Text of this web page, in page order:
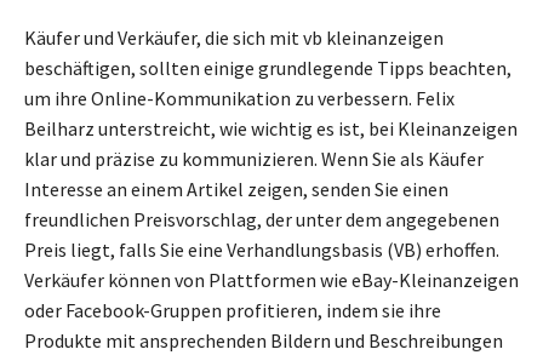
Käufer und Verkäufer, die sich mit vb kleinanzeigen
beschäftigen, sollten einige grundlegende Tipps beachten,
um ihre Online-Kommunikation zu verbessern. Felix
Beilharz unterstreicht, wie wichtig es ist, bei Kleinanzeigen
klar und präzise zu kommunizieren. Wenn Sie als Käufer
Interesse an einem Artikel zeigen, senden Sie einen
freundlichen Preisvorschlag, der unter dem angegebenen
Preis liegt, falls Sie eine Verhandlungsbasis (VB) erhoffen.
Verkäufer können von Plattformen wie eBay-Kleinanzeigen
oder Facebook-Gruppen profitieren, indem sie ihre
Produkte mit ansprechenden Bildern und Beschreibungen